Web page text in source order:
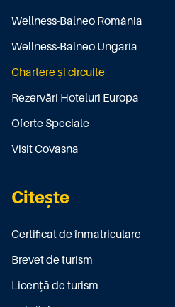
Wellness-Balneo România
Wellness-Balneo Ungaria
Chartere și circuite
Rezervări Hoteluri Europa
Oferte Speciale
Visit Covasna
Citește
Certificat de înmatriculare
Brevet de turism
Licenţă de turism